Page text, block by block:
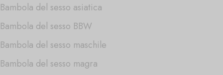
Bambola del sesso asiatica
Bambola del sesso BBW
Bambola del sesso maschile
Bambola del sesso magra